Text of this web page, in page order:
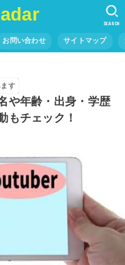
お問い合わせ サイトマップ
SEARCH
す
や年齢・出身・学歴
もチェック！